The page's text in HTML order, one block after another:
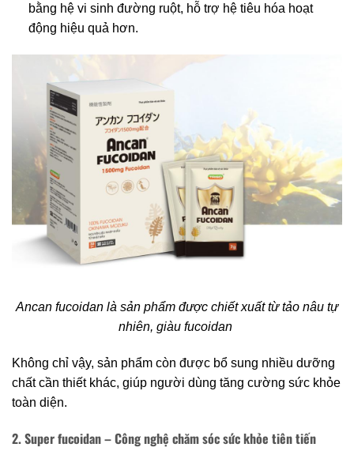
bằng hệ vi sinh đường ruột, hỗ trợ hệ tiêu hóa hoạt
động hiệu quả hơn.
Ancan fucoidan là sản phẩm được chiết xuất từ tảo nâu tự
nhiên, giàu fucoidan
Không chỉ vậy, sản phẩm còn được bổ sung nhiều dưỡng
chất cần thiết khác, giúp người dùng tăng cường sức khỏe
toàn diện.
2. Super fucoidan – Công nghệ chăm sóc sức khỏe tiên tiến